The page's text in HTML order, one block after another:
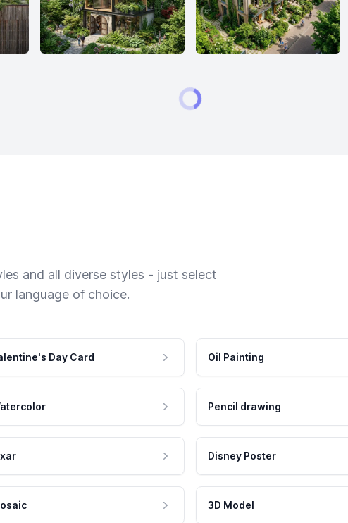
and all diverse styles - just select
language of choice.
Day Card Oil Painting
Pencil drawing
Disney Poster
3D Model